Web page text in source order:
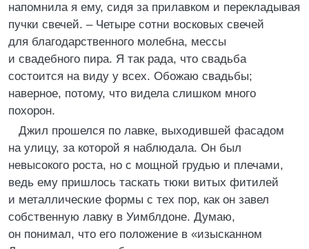
напомнила я ему, сидя за прилавком и перекладывая
пучки свечей. – Четыре сотни восковых свечей
для благодарственного молебна, мессы
и свадебного пира. Я так рада, что свадьба
состоится на виду у всех. Обожаю свадьбы;
наверное, потому, что видела слишком много
похорон.
Джил прошелся по лавке, выходившей фасадом
на улицу, за которой я наблюдала. Он был
невысокого роста, но с мощной грудью и плечами,
ведь ему пришлось таскать тюки витых фитилей
и металлические формы с тех пор, как он завел
собственную лавку в Уимблдоне. Думаю,
он понимал, что его положение в «изысканном